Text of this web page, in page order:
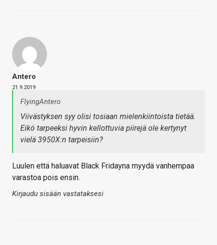
Antero
21.9.2019
FlyingAntero
Viivästyksen syy olisi tosiaan mielenkiintoista tietää.
Eikö tarpeeksi hyvin kellottuvia piirejä ole kertynyt
vielä 3950X:n tarpeisiin?
Luulen että haluavat Black Fridayna myydä vanhempaa
varastoa pois ensin.
Kirjaudu sisään vastataksesi